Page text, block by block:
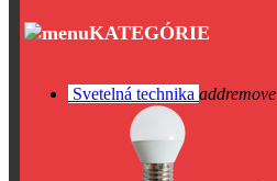
KATEGÓRIE
Svetelná technika addremove